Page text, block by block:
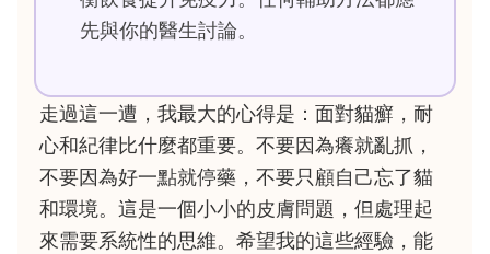
先與你的醫生討論。
走過這一遭，我最大的心得是：面對貓癬，耐
心和紀律比什麼都重要。不要因為癢就亂抓，
不要因為好一點就停藥，不要只顧自己忘了貓
和環境。這是一個小小的皮膚問題，但處理起
來需要系統性的思維。希望我的這些經驗，能